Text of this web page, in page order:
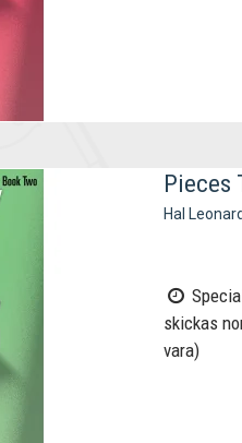
Pieces
Hal Leonard
skickas
vara)